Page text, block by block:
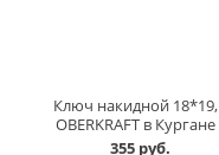
Ключ накидной 18*19,
OBERKRAFT в Кургане
355 руб.